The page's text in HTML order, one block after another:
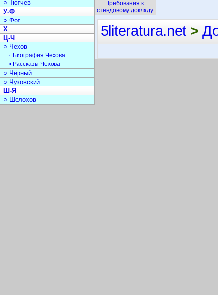
Требования к
стендовому докладу
○ Тютчев
У-Ф
○ Фет
Х
Ц-Ч
○ Чехов
▫ Биография Чехова
▫ Рассказы Чехова
○ Чёрный
○ Чуковский
Ш-Я
○ Шолохов
5literatura.net >